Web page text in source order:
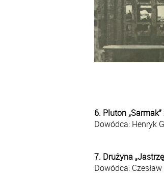
6. Pluton
Dowódca: Henryk
7. Drużyna
Dowódca: